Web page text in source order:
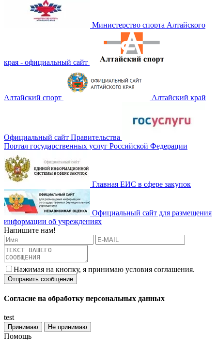
Министерство спорта Алтайского
края - официальный сайт
Алтайский спорт Алтайский край
Официальный сайт Правительства
Портал государственных услуг Российской Федерации
Главная ЕИС в сфере закупок
Официальный сайт для размещения
информации об учреждениях
Напишите нам!
Нажимая на кнопку, я принимаю условия соглашения.
Согласие на обработку персональных данных
test
Принимаю Не принимаю
Помощь